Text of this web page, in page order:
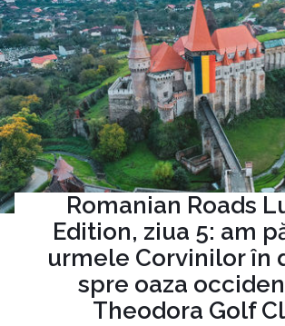
Romanian Roads
Edition, ziua 5: am
urmele Corvinilor în
spre oaza
Theodora Golf